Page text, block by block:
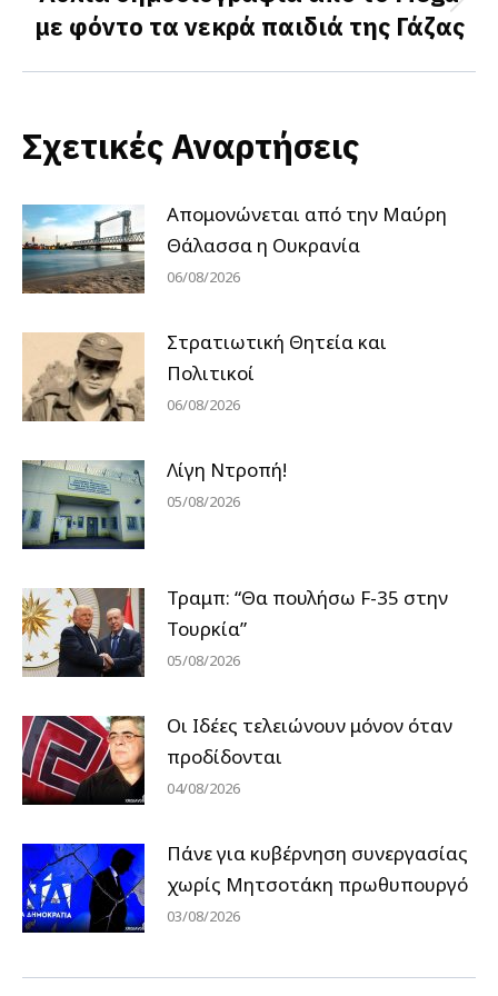
Next
post:
με φόντο τα νεκρά παιδιά της Γάζας
Σχετικές Αναρτήσεις
Απομονώνεται από την Μαύρη
Θάλασσα η Ουκρανία
06/08/2026
Στρατιωτική Θητεία και
Πολιτικοί
06/08/2026
Λίγη Ντροπή!
05/08/2026
Τραμπ: “Θα πουλήσω F-35 στην
Τουρκία”
05/08/2026
Οι Ιδέες τελειώνουν μόνον όταν
προδίδονται
04/08/2026
Πάνε για κυβέρνηση συνεργασίας
χωρίς Μητσοτάκη πρωθυπουργό
03/08/2026